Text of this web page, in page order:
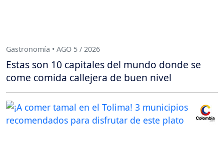
Gastronomía • AGO 5 / 2026
Estas son 10 capitales del mundo donde se
come comida callejera de buen nivel